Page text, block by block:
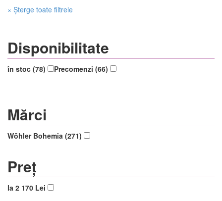
× Șterge toate filtrele
Disponibilitate
în stoc (78) Precomenzi (66)
Mărci
Wöhler Bohemia (271)
Preț
la 2 170 Lei